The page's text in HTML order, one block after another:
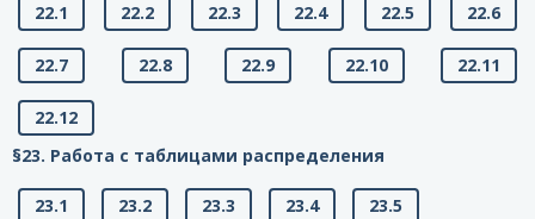
22.1 22.2 22.3 22.4 22.5 22.6
22.7 22.8 22.9 22.10 22.11
22.12
§23. Работа с таблицами распределения
23.1 23.2 23.3 23.4
23.5